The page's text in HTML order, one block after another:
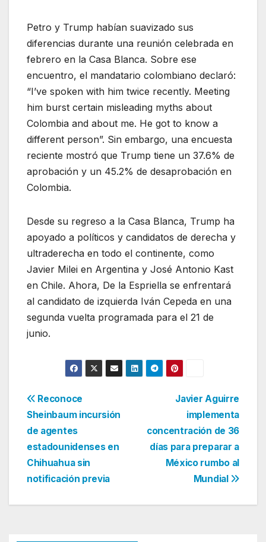
Petro y Trump habían suavizado sus
diferencias durante una reunión celebrada en
febrero en la Casa Blanca. Sobre ese
encuentro, el mandatario colombiano declaró:
“I’ve spoken with him twice recently. Meeting
him burst certain misleading myths about
Colombia and about me. He got to know a
different person”. Sin embargo, una encuesta
reciente mostró que Trump tiene un 37.6% de
aprobación y un 45.2% de desaprobación en
Colombia.
Desde su regreso a la Casa Blanca, Trump ha
apoyado a políticos y candidatos de derecha y
ultraderecha en todo el continente, como
Javier Milei en Argentina y José Antonio Kast
en Chile. Ahora, De la Espriella se enfrentará
al candidato de izquierda Iván Cepeda en una
segunda vuelta programada para el 21 de
junio.
Navegación
de
entradas
Javier Aguirre
implementa
concentración de 36
días para preparar a
México rumbo al
Mundial
Reconoce
Sheinbaum incursión
de agentes
estadounidenses en
Chihuahua sin
notificación previa